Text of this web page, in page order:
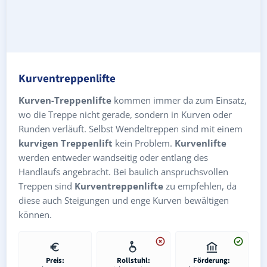
Kurventreppenlifte
Kurven-Treppenlifte kommen immer da zum Einsatz,
wo die Treppe nicht gerade, sondern in Kurven oder
Runden verläuft. Selbst Wendeltreppen sind mit einem
kurvigen Treppenlift kein Problem. Kurvenlifte
werden entweder wandseitig oder entlang des
Handlaufs angebracht. Bei baulich anspruchsvollen
Treppen sind Kurventreppenlifte zu empfehlen, da
diese auch Steigungen und enge Kurven bewältigen
können.
Preis: Rollstuhl: Förderung: